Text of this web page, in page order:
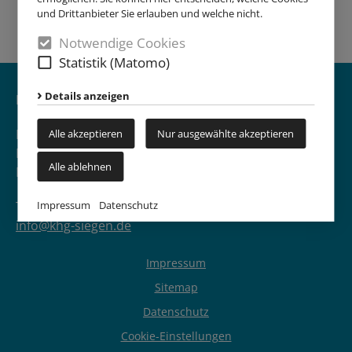
und Drittanbieter Sie erlauben und welche nicht.
Notwendige Cookies
Statistik (Matomo)
Details anzeigen
Alle akzeptieren Nur ausgewählte akzeptieren
Alle ablehnen
Impressum Datenschutz
Kontakt
KHG Siegen
Bahnhofstraße 3
D-57072 Siegen
Tel. 0271 - 25 00 86 32
info@khg-siegen.de
Impressum
Sitemap
Datenschutz
Cookie-Einstellungen